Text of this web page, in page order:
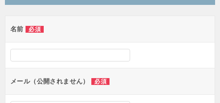
名前 必須
メール（公開されません） 必須